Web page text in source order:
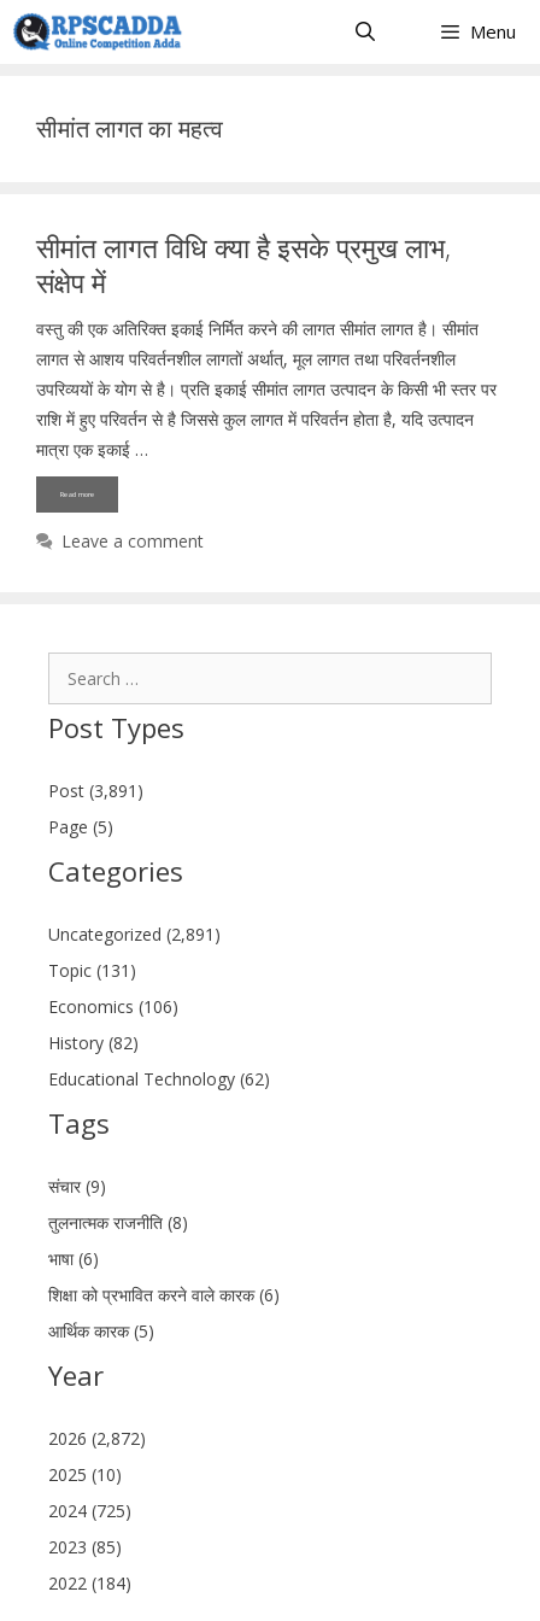
Skip
to
Menu
सीमांत लागत का महत्व
सीमांत लागत विधि क्या है इसके प्रमुख लाभ,
संक्षेप में
वस्तु की एक अतिरिक्त इकाई निर्मित करने की लागत सीमांत लागत है। सीमांत
लागत से आशय परिवर्तनशील लागतों अर्थात्, मूल लागत तथा परिवर्तनशील
उपरिव्ययों के योग से है। प्रति इकाई सीमांत लागत उत्पादन के किसी भी स्तर पर
राशि में हुए परिवर्तन से है जिससे कुल लागत में परिवर्तन होता है, यदि उत्पादन
मात्रा एक इकाई …
Read more
Leave a comment
Post Types
Post (3,891)
Page (5)
Categories
Uncategorized (2,891)
Topic (131)
Economics (106)
History (82)
Educational Technology (62)
Tags
संचार (9)
तुलनात्मक राजनीति (8)
भाषा (6)
शिक्षा को प्रभावित करने वाले कारक (6)
आर्थिक कारक (5)
Year
2026 (2,872)
2025 (10)
2024 (725)
2023 (85)
2022 (184)